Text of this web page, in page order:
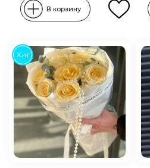
В корзину
Хит